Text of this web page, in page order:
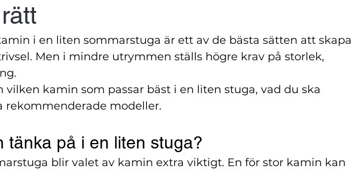
i en liten sommarstuga är ett av de bästa sätten att skapa
Men i mindre utrymmen ställs högre krav på storlek,
vilken kamin som passar bäst i en liten stuga, vad du ska
rekommenderade modeller.
tänka på i en liten stuga?
blir valet av kamin extra viktigt. En för stor kamin kan